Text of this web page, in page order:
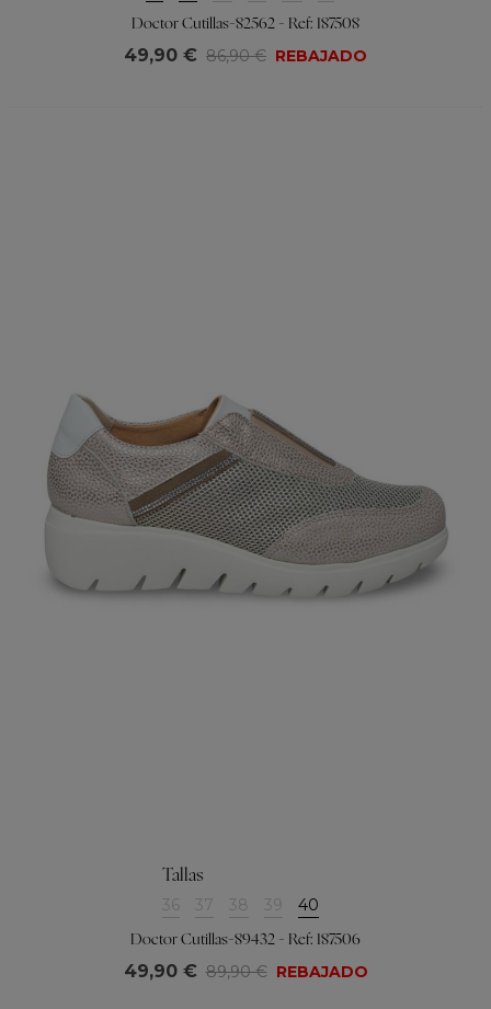
Doctor Cutillas-82562 - Ref: 187508
49,90 € 86,90 € REBAJADO
Tallas
36 37 38 39 40
Doctor Cutillas-89432 - Ref: 187506
49,90 € 89,90 € REBAJADO